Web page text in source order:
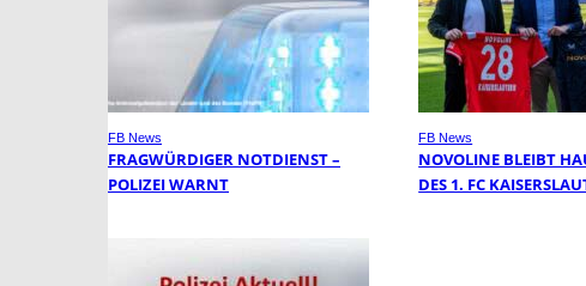
FB News
FRAGWÜRDIGER NOTDIENST –
POLIZEI WARNT
FB News
NOVOLINE BLEIBT
DES 1. FC